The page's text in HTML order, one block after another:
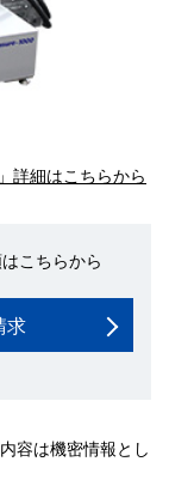
詳細はこちらから
こちらから
求
容は機密情報とし